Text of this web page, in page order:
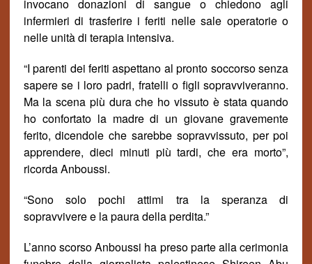
invocano donazioni di sangue o chiedono agli
infermieri di trasferire i feriti nelle sale operatorie o
nelle unitàdi terapia intensiva.
“I parenti dei feriti aspettano al pronto soccorso senza
sapere se i loro padri, fratelli o figli sopravviveranno.
Ma la scena più dura che ho vissuto è stata quando
ho confortato la madre di un giovane gravemente
ferito, dicendole che sarebbe sopravvissuto, per poi
apprendere, dieci minuti più tardi, che era morto”,
ricorda Anboussi.
“Sono solo pochi attimi tra la speranza di
sopravvivere e la paura della perdita.”
L’anno scorso Anboussi ha preso parte alla cerimonia